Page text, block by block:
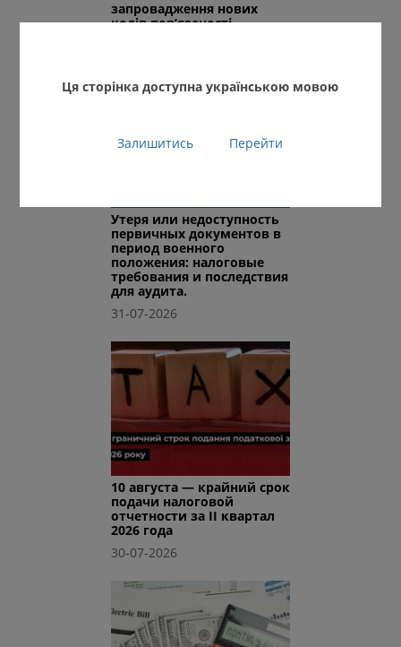
запровадження нових
кодів пов’язаності.
Утеря или недоступность
первичных документов в
период военного
положения: налоговые
требования и последствия
для аудита.
31-07-2026
10 августа — крайний срок
подачи налоговой
отчетности за II квартал
2026 года
30-07-2026
Ця сторінка доступна українською мовою
Залишитись Перейти